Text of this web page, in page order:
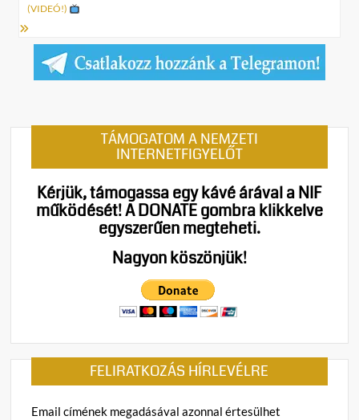
(VIDEÓ!)
TÁMOGATOM A NEMZETI
INTERNETFIGYELŐT
Kérjük, támogassa egy kávé árával a NIF
működését!A DONATE gombra klikkelve
egyszerűen megteheti.
Nagyon köszönjük!
FELIRATKOZÁS HÍRLEVÉLRE
Email címének megadásával azonnal értesülhet